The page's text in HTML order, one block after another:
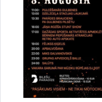
kārtību un atlases
www.nvoinkubators.lv
NVO inkubatora darbību
“NEXT” un “Latvijas
integrācijas fonda
projektā Nr. 4.3.4.5/1/
sabiedrības organizāciju